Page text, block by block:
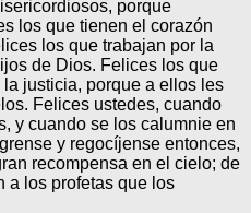
porque
los que tienen el corazón
los que trabajan por la
de Dios. Felices los que
justicia, porque a ellos les
Felices ustedes, cuando
y cuando se los calumnie en
y regocíjense entonces,
recompensa en el cielo; de
a los profetas que los